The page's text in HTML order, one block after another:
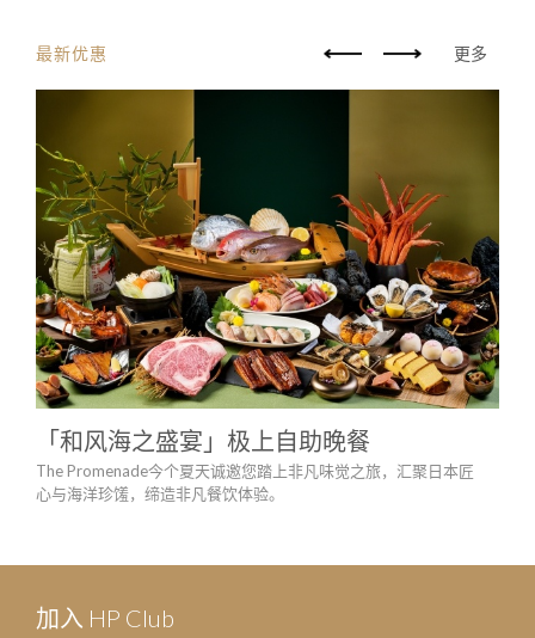
最新优惠 更多
「和风海之盛宴」极上自助晚餐
The Promenade今个夏天诚邀您踏上非凡味觉之旅，汇聚日本匠
心与海洋珍馐，缔造非凡餐饮体验。
加入 HP Club